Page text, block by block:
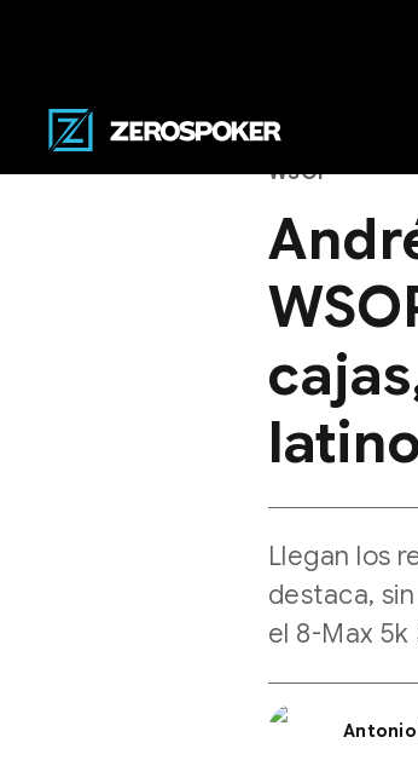
WSOP
Llegan los
destaca,
el 8-Max 5k
Antonio